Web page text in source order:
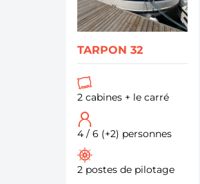
TARPON 32
2 cabines + le carré
4 / 6 (+2) personnes
2 postes de pilotage